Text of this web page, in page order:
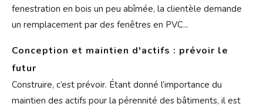
fenestration en bois un peu abîmée, la clientèle demande
un remplacement par des fenêtres en PVC...
Conception et maintien d'actifs : prévoir le
futur
Construire, c’est prévoir. Étant donné l’importance du
maintien des actifs pour la pérennité des bâtiments, il est